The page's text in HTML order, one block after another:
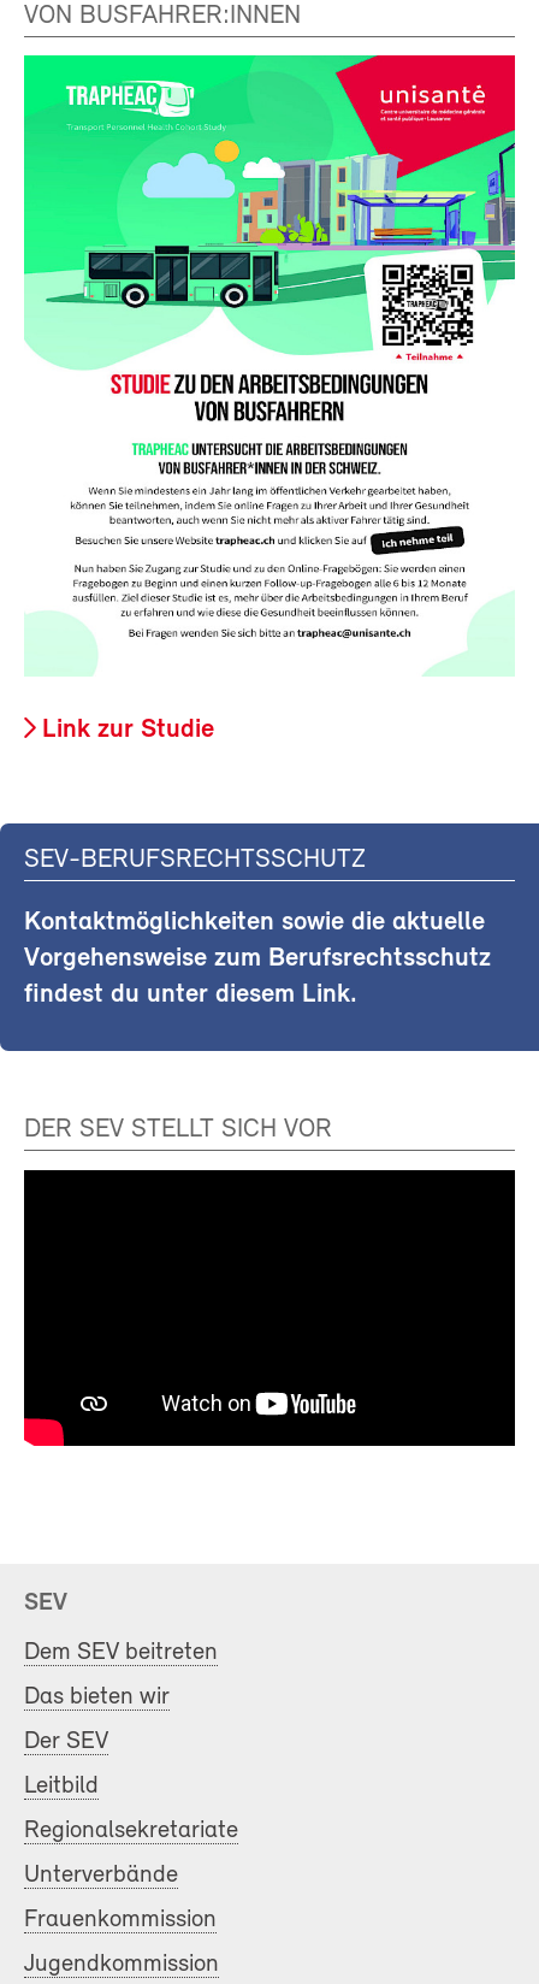
VON BUSFAHRER:INNEN
Link zur Studie
SEV-BERUFSRECHTSSCHUTZ
Kontaktmöglichkeiten sowie die aktuelle
Vorgehensweise zum Berufsrechtsschutz
findest du unter diesem Link.
DER SEV STELLT SICH VOR
SEV
Dem SEV beitreten
Das bieten wir
Der SEV
Leitbild
Regionalsekretariate
Unterverbände
Frauenkommission
Jugendkommission